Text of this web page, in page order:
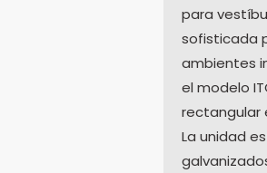
para
sofisticada
ambientes
el modelo
rectangular
La unidad